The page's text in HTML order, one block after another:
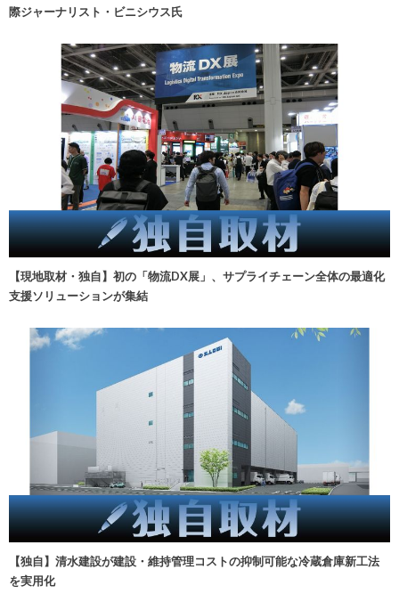
際ジャーナリスト・ビニシウス氏
【現地取材・独自】初の「物流DX展」、サプライチェーン全体の最適化
支援ソリューションが集結
【独自】清水建設が建設・維持管理コストの抑制可能な冷蔵倉庫新工法
を実用化